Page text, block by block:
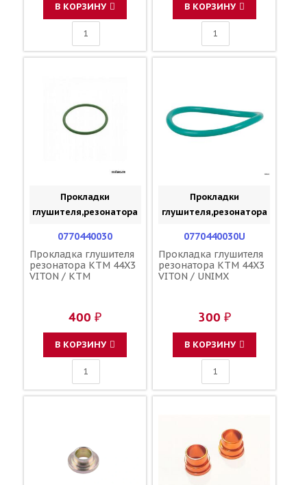
В КОРЗИНУ В КОРЗИНУ
Прокладки
глушителя,резонатора
0770440030
Прокладка глушителя
резонатора KTM 44X3
VITON / KTM
400 ₽
В КОРЗИНУ
Прокладки
глушителя,резонатора
0770440030U
Прокладка глушителя
резонатора KTM 44X3
VITON / UNIMX
300 ₽
В КОРЗИНУ